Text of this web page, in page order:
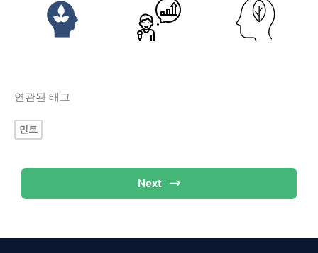
연관된 태그
민트
Next